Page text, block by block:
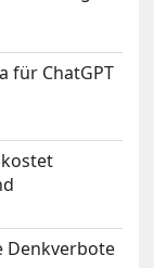
für ChatGPT
Denkverbote